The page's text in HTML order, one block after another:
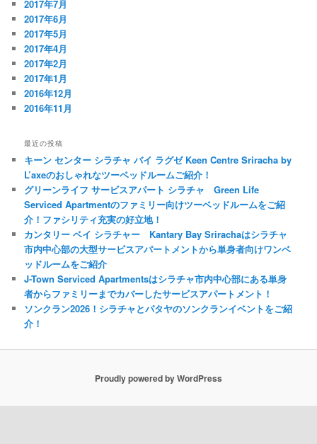
2017年7月
2017年6月
2017年5月
2017年4月
2017年2月
2017年1月
2016年12月
2016年11月
最近の投稿
キーン センター シラチャ バイ ラグゼ Keen Centre Sriracha by
L’axeのおしゃれなツーベッドルームご紹介！
グリーンライフ サービスアパート シラチャ Green Life
Serviced Apartmentのファミリー向けツーベッドルームをご紹
介！ファシリティ充実の好立地！
カンタリー ベイ シラチャー Kantary Bay Srirachaはシラチャ
市内中心部の大型サービスアパートメントから単身者向けワンベ
ッドルームをご紹介
J-Town Serviced Apartmentsはシラチャ市内中心部にある単身
者からファミリーまでカバーしたサービスアパートメント！
ソンクラン2026！シラチャとパタヤのソンクランイベントをご紹
介！
Proudly powered by WordPress